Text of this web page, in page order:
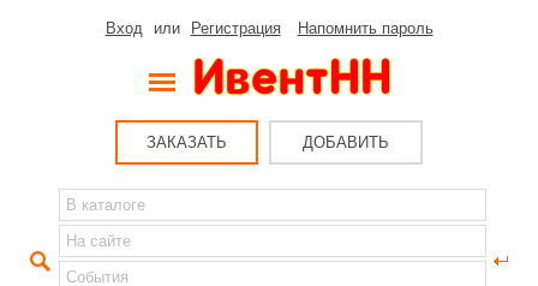
Вход или Регистрация Напомнить пароль
ЗАКАЗАТЬ ДОБАВИТЬ